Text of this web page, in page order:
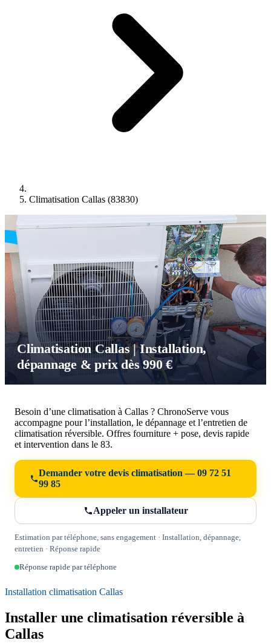
Climatisation Callas (83830)
Climatisation Callas | Installation,
dépannage & prix dès 990 €
Besoin d’une climatisation à Callas ? ChronoServe vous
accompagne pour l’installation, le dépannage et l’entretien de
climatisation réversible. Offres fourniture + pose, devis rapide
et intervention dans le 83.
Demander votre devis climatisation — 09 72 51
99 85
Appeler un installateur
Estimation par téléphone, sans engagement · Installation, dépannage,
entretien · Réponse rapide
Réponse rapide par téléphone
Installation climatisation Callas
Installer une climatisation réversible à
Callas